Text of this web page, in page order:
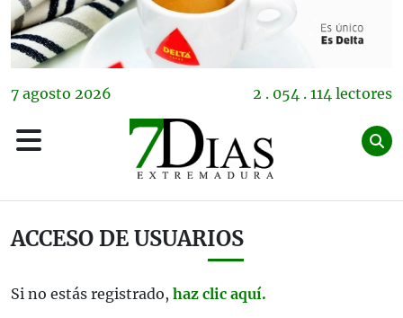
7 agosto 2026 2 . 054 . 114 lectores
ACCESO DE USUARIOS
Si no estás registrado, haz clic aquí.